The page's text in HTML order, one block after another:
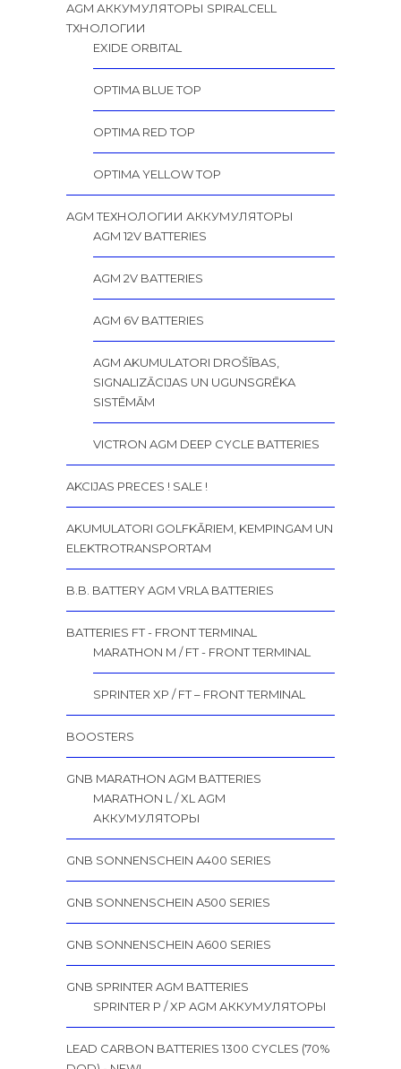
AGM АККУМУЛЯТОРЫ SPIRALCELL
TХНОЛОГИИ
EXIDE ORBITAL
OPTIMA BLUE TOP
OPTIMA RED TOP
OPTIMA YELLOW TOP
AGM ТЕХНОЛОГИИ АККУМУЛЯТОРЫ
AGM 12V BATTERIES
AGM 2V BATTERIES
AGM 6V BATTERIES
AGM AKUMULATORI DROŠĪBAS,
SIGNALIZĀCIJAS UN UGUNSGRĒKA
SISTĒMĀM
VICTRON AGM DEEP CYCLE BATTERIES
AKCIJAS PRECES ! SALE !
AKUMULATORI GOLFKĀRIEM, KEMPINGAM UN
ELEKTROTRANSPORTAM
B.B. BATTERY AGM VRLA BATTERIES
BATTERIES FT - FRONT TERMINAL
MARATHON M / FT - FRONT TERMINAL
SPRINTER XP / FT – FRONT TERMINAL
BOOSTERS
GNB MARATHON AGM BATTERIES
MARATHON L / XL AGM
АККУМУЛЯТОРЫ
GNB SONNENSCHEIN A400 SERIES
GNB SONNENSCHEIN A500 SERIES
GNB SONNENSCHEIN A600 SERIES
GNB SPRINTER AGM BATTERIES
SPRINTER P / XP AGM АККУМУЛЯТОРЫ
LEAD CARBON BATTERIES 1300 CYCLES (70%